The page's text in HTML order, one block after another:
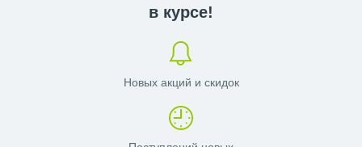
в курсе!
Новых акций и скидок